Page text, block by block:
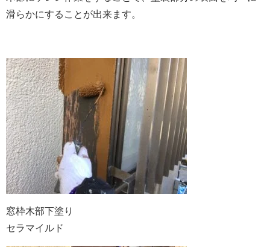
滑らかにすることが出来ます。
窓枠木部下塗り
セラマイルド